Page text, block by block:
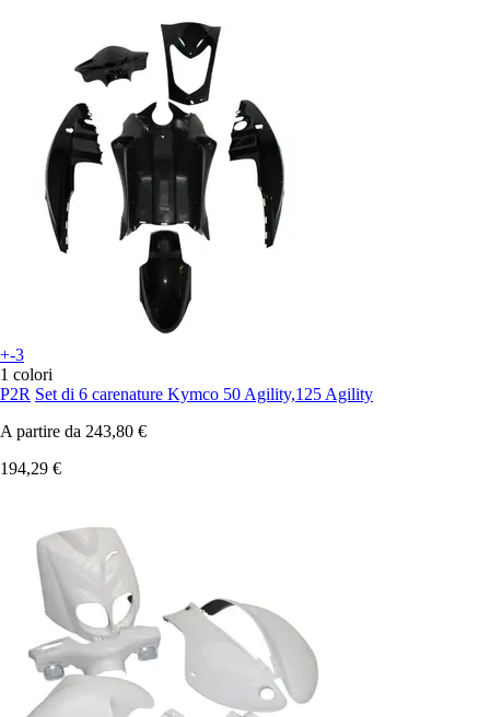
+-3
1 colori
P2R Set di 6 carenature Kymco 50 Agility,125 Agility
A partire da 243,80 €
194,29 €